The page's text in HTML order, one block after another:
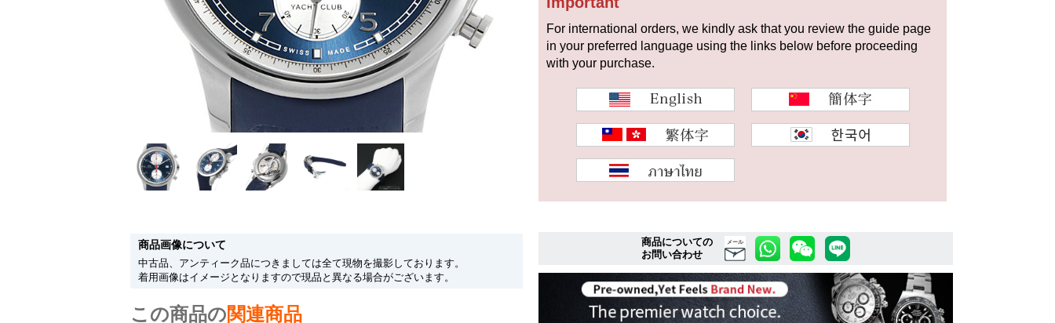
For international orders, we kindly ask that you review the guide page
in your preferred language using the links below before proceeding
with your purchase.
商品画像について
中古品、アンティーク品につきましては全て現物を撮影しております。
着用画像はイメージとなりますので現品と異なる場合がございます。
この商品の関連商品
商品についての
お問い合わせ
メール